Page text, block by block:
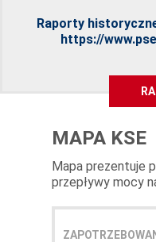
Raporty
https://
MAPA KSE
Mapa prezentuje
przepływy mocy